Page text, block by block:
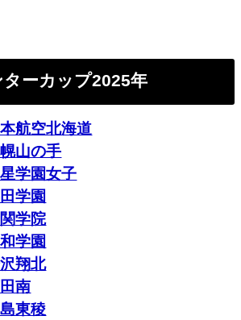
ーカップ2025年
本航空北海道
山の手
学園女子
学園
学院
学園
翔北
南
東稜